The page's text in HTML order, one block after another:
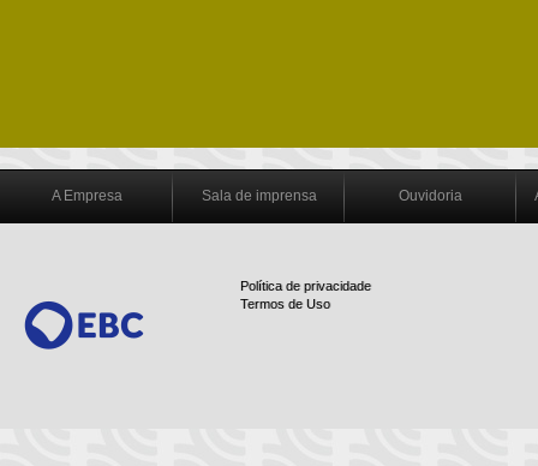
A Empresa Sala de imprensa Ouvidoria
Política de privacidade
Termos de Uso